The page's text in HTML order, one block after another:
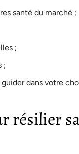
santé du marché ;
;
;
guider dans votre
résilier